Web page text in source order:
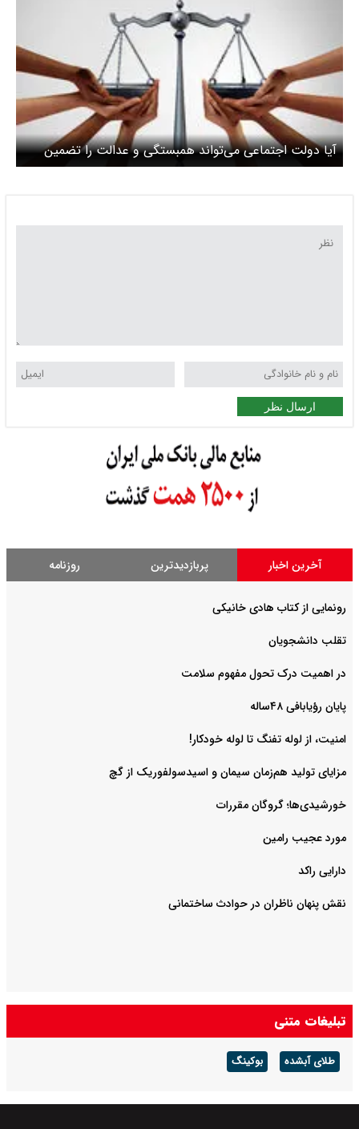
آیا دولت اجتماعی می‌تواند همبستگی و عدالت را تضمین
کند؟
ارسال نظر
آخرین اخبار پربازدیدترین روزنامه
رونمایی از کتاب هادی خانیکی
‌تقلب دانشجویان
در اهمیت درک تحول مفهوم سلامت
پایان رؤیابافی ۴۸ساله
امنیت، از لوله تفنگ تا ‌لوله خودکار!
مزایای تولید هم‌زمان سیمان و اسیدسولفوریک از گچ
خورشیدی‌ها؛ گروگان مقررات
مورد عجیب رامین
دارایی راکد
نقش پنهان ناظران در حوادث ساختمانی
تبلیغات متنی
طلای آبشده بوکینگ